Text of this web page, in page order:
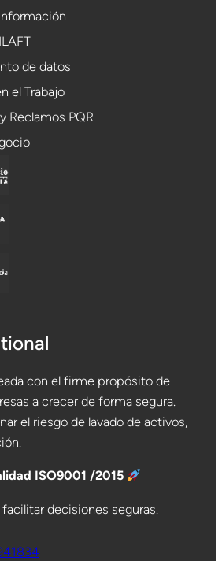
de datos
el Trabajo
Reclamos PQR
con el firme propósito de
a crecer de forma segura.
el riesgo de lavado de activos,
ISO9001 /2015
facilitar decisiones seguras.